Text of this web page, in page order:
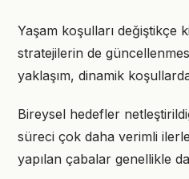
Yaşam koşulları değiştikçe
stratejilerin de
yaklaşım, dinamik
Bireysel hedefler
süreci çok daha verimli
yapılan çabalar genellikle